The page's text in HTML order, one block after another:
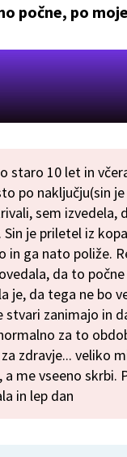
počne, po
staro 10 let in
po naključju(sin
sem izvedela,
Sin je priletel iz
in ga nato poliže.
da to
je, da tega ne bo
stvari zanimajo in
za to
zdravje... veliko
a me vseeno skrbi.
in lep dan